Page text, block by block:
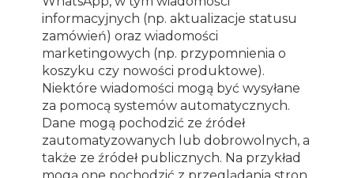
informacyjnych (np. aktualizacje statusu
zamówień) oraz wiadomości
marketingowych (np. przypomnienia o
koszyku czy nowości produktowe).
Niektóre wiadomości mogą być wysyłane
za pomocą systemów automatycznych.
Dane mogą pochodzić ze źródeł
zautomatyzowanych lub dobrowolnych, a
także ze źródeł publicznych. Na przykład